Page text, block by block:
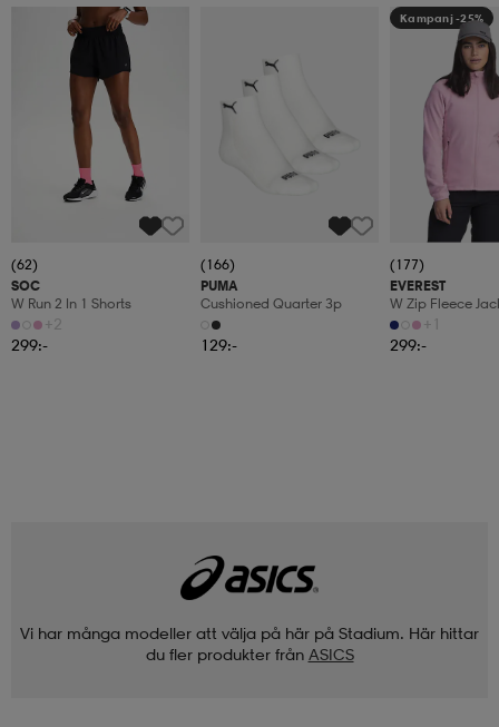
(62)
SOC
W Run 2 In 1 Shorts
+2
299:-
(166)
PUMA
Cushioned Quarter 3p
129:-
Kampanj -25%
(177)
EVEREST
W Zip Fleece
+1
299:-
Vi har många modeller att välja på här på Stadium. Här hittar
du fler produkter från ASICS